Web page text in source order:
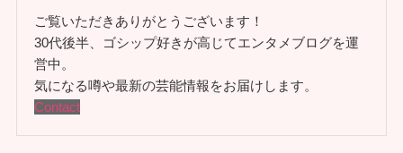
ご覧いただきありがとうございます！
30代後半、ゴシップ好きが高じてエンタメブログを運
営中。
気になる噂や最新の芸能情報をお届けします。
Contact